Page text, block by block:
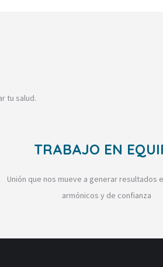
tu salud.
TRABAJO EN
Unión que nos mueve a generar resultados
armónicos y de confianza